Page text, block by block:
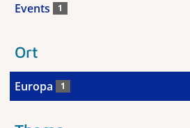
Events 1
Ort
Europa 1